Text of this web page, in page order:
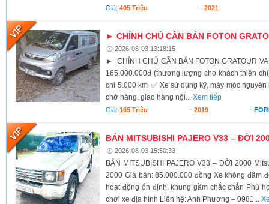
Giá:405 Triệu - 2021
► CHÍNH CHỦ CẦN BÁN FOTON
2026-08-03 13:18:15
► CHÍNH CHỦ CẦN BÁN FOTON GRATOUR
165.000.000đ (thương lượng cho khách thiện
chỉ 5.000 km ✅ Xe sử dụng kỹ, máy móc
chở hàng, giao hàng nội...Xem tiếp
Giá:165 Triệu - 2019 -
BÁN MITSUBISHI PAJERO V33 – ĐỜI
2026-08-03 15:50:33
BÁN MITSUBISHI PAJERO V33 – ĐỜI 2000
2000 Giá bán: 85.000.000 đồng Xe không đâm
hoạt động ổn định, khung gầm chắc chắn Phù
chơi xe địa hình Liên hệ: Anh Phương – 0981...